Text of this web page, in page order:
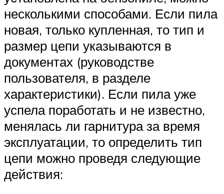
несколькими способами. Если пила
новая, только купленная, то тип и
размер цепи указываются в
документах (руководстве
пользователя, в разделе
характеристики). Если пила уже
успела поработать и не известно,
менялась ли гарнитура за время
эксплуатации, то определить тип
цепи можно проведя следующие
действия: